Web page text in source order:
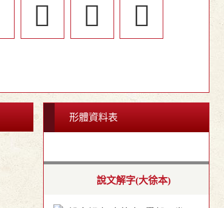
󳠖 󳠢
󳠥
形體資料表
說文解字(大徐本)